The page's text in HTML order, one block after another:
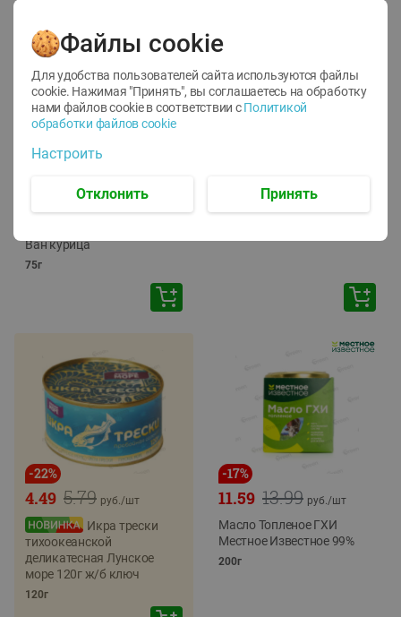
12
1.05 руб./
руб./шт
Корм влаж. для кош. с
Ван курица
75г
ТОФУ Vegetus ТВЕРДЫЙ
-22%
5.79
4.49 руб./шт
Икра трески
тихоокеанской
деликатесная Лунское
море 120г ж/б ключ
120г
-17%
13.99
11.59 руб./шт
Масло Топленое ГХИ
Местное Известное 99%
200г
Файлы cookie
Для удобства пользователей сайта используются файлы
cookie. Нажимая "Принять", вы соглашаетесь на обработку
нами файлов cookie в соответствии с Политикой
обработки файлов cookie
Настроить
Отклонить Принять